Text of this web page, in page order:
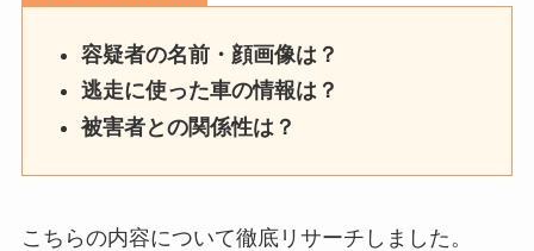
容疑者の名前・顔画像は？
逃走に使った車の情報は？
被害者との関係性は？
こちらの内容について徹底リサーチしました。